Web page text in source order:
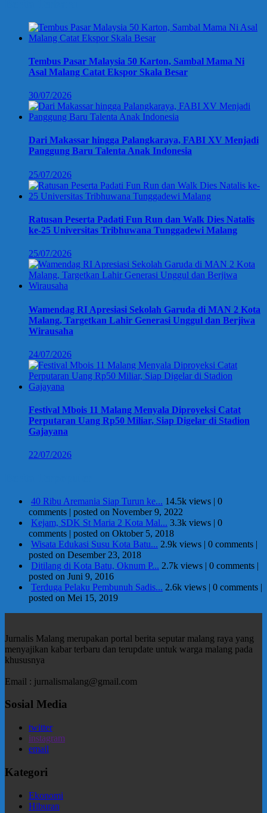
Tembus Pasar Malaysia 50 Karton, Sambal Mama Ni
Asal Malang Catat Ekspor Skala Besar
30/07/2026
Dari Makassar hingga Palangkaraya, FABI XV Menjadi
Panggung Baru Talenta Anak Indonesia
25/07/2026
Ratusan Peserta Padati Fun Run dan Walk Dies Natalis
ke-25 Universitas Tribhuwana Tunggadewi Malang
25/07/2026
Wamendag RI Apresiasi Sekolah Garuda di MAN 2 Kota
Malang, Targetkan Lahir Generasi Unggul dan Berjiwa
Wirausaha
24/07/2026
Festival Mbois 11 Malang Menyala Diproyeksi Catat
Perputaran Uang Rp50 Miliar, Siap Digelar di Stadion
Gajayana
22/07/2026
40 Ribu Aremania Siap Turun ke... 14.5k views | 0
comments | posted on November 9, 2022
Kejam, SDK St Maria 2 Kota Mal... 3.3k views | 0
comments | posted on Oktober 5, 2018
Wisata Edukasi Susu Kota Batu... 2.9k views | 0 comments |
posted on Desember 23, 2018
Ditilang di Kota Batu, Oknum P... 2.7k views | 0 comments |
posted on Juni 9, 2016
Terduga Pelaku Pembunuh Sadis... 2.6k views | 0 comments |
posted on Mei 15, 2019
Jurnalis Malang merupakan portal berita seputar malang raya yang
menyajikan kabar terbaru dan terupdate untuk warga malang pada
khususnya
Email : jurnalismalang@gmail.com
Sosial Media
twitter
instagram
email
Kategori
Ekonomi
Hiburan